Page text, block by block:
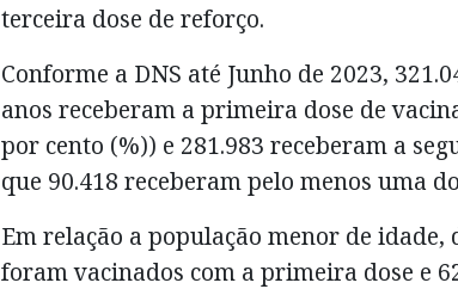
terceira dose de reforço.
Conforme a DNS até Junho de 2023,
anos receberam a primeira dose de
por cento (%)) e 281.983 receberam a
que 90.418 receberam pelo menos uma
Em relação a população menor de idade,
foram vacinados com a primeira dose e